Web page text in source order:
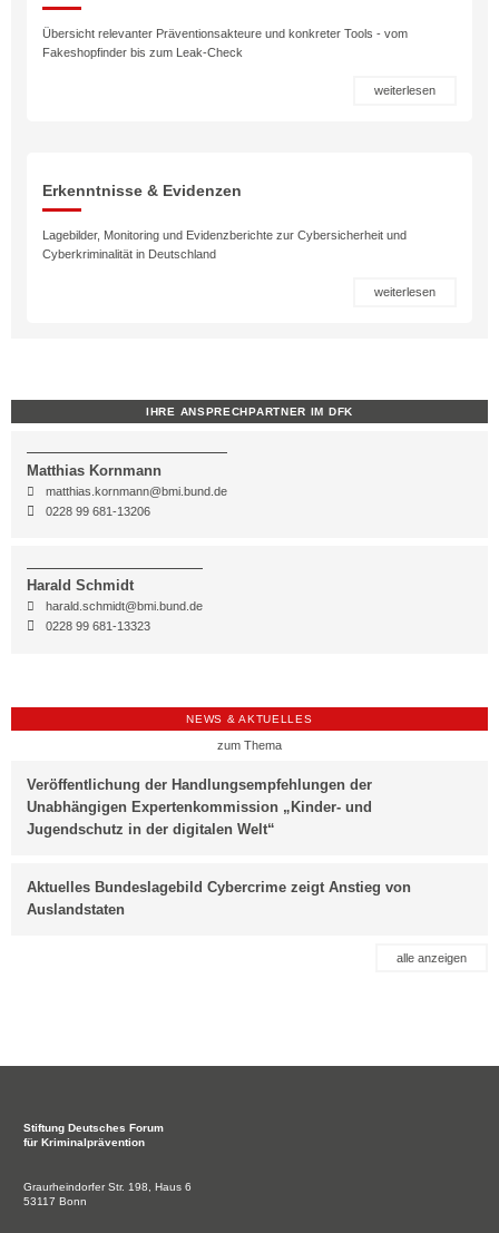
Übersicht relevanter Präventionsakteure und konkreter Tools - vom
Fakeshopfinder bis zum Leak-Check
weiterlesen
Erkenntnisse & Evidenzen
Lagebilder, Monitoring und Evidenzberichte zur Cybersicherheit und
Cyberkriminalität in Deutschland
weiterlesen
IHRE ANSPRECHPARTNER IM DFK
Matthias Kornmann
matthias.kornmann@bmi.bund.de
0228 99 681-13206
Harald Schmidt
harald.schmidt@bmi.bund.de
0228 99 681-13323
NEWS & AKTUELLES
zum Thema
Veröffentlichung der Handlungsempfehlungen der
Unabhängigen Expertenkommission „Kinder- und
Jugendschutz in der digitalen Welt“
Aktuelles Bundeslagebild Cybercrime zeigt Anstieg von
Auslandstaten
alle anzeigen
Stiftung Deutsches Forum
für Kriminalprävention
Graurheindorfer Str. 198, Haus 6
53117 Bonn